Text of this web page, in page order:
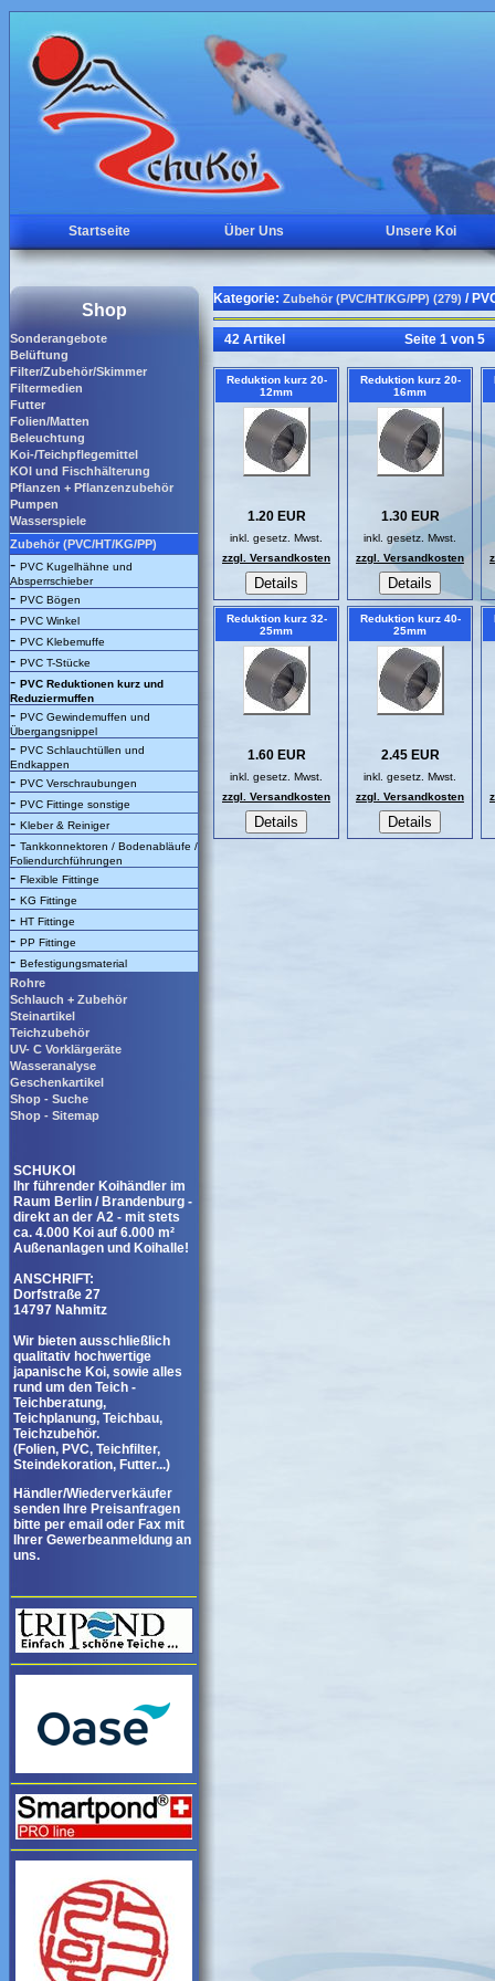
Startseite Über Uns Unsere Koi
Shop
Sonderangebote
Belüftung
Filter/Zubehör/Skimmer
Filtermedien
Futter
Folien/Matten
Beleuchtung
Koi-/Teichpflegemittel
KOI und Fischhälterung
Pflanzen + Pflanzenzubehör
Pumpen
Wasserspiele
Zubehör (PVC/HT/KG/PP)
- PVC Kugelhähne und
Absperrschieber
- PVC Bögen
- PVC Winkel
- PVC Klebemuffe
- PVC T-Stücke
- PVC Reduktionen kurz und
Reduziermuffen
- PVC Gewindemuffen und
Übergangsnippel
- PVC Schlauchtüllen und
Endkappen
- PVC Verschraubungen
- PVC Fittinge sonstige
- Kleber & Reiniger
- Tankkonnektoren / Bodenabläufe /
Foliendurchführungen
- Flexible Fittinge
- KG Fittinge
- HT Fittinge
- PP Fittinge
- Befestigungsmaterial
Rohre
Schlauch + Zubehör
Steinartikel
Teichzubehör
UV- C Vorklärgeräte
Wasseranalyse
Geschenkartikel
Shop - Suche
Shop - Sitemap
SCHUKOI
Ihr führender Koihändler im
Raum Berlin / Brandenburg -
direkt an der A2 - mit stets
ca. 4.000 Koi auf 6.000 m²
Außenanlagen und Koihalle!
ANSCHRIFT:
Dorfstraße 27
14797 Nahmitz
Wir bieten ausschließlich
qualitativ hochwertige
japanische Koi, sowie alles
rund um den Teich -
Teichberatung,
Teichplanung, Teichbau,
Teichzubehör.
(Folien, PVC, Teichfilter,
Steindekoration, Futter...)
Händler/Wiederverkäufer
senden Ihre Preisanfragen
bitte per email oder Fax mit
Ihrer Gewerbeanmeldung an
uns.
Kategorie: Zubehör (PVC/HT/KG/PP) (279) /
42 Artikel Seite 1 von 5
Reduktion kurz 20-
12mm
1.20 EUR
inkl. gesetz. Mwst.
zzgl. Versandkosten
Reduktion kurz 20-
16mm
1.30 EUR
inkl. gesetz. Mwst.
zzgl. Versandkosten
Reduktion kurz 32-
25mm
1.60 EUR
inkl. gesetz. Mwst.
zzgl. Versandkosten
Reduktion kurz 40-
25mm
2.45 EUR
inkl. gesetz. Mwst.
zzgl. Versandkosten